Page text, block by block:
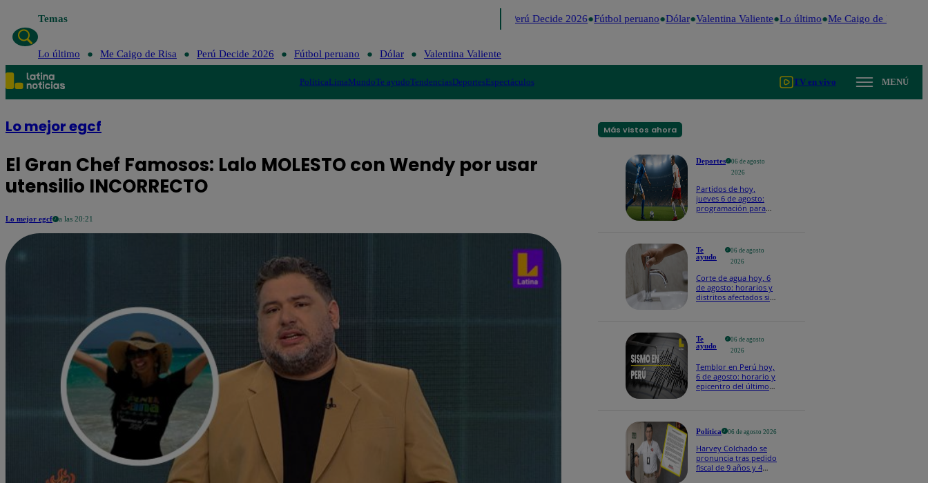
Temas Perú Decide 2026 Fútbol peruano Dólar Valentina Valiente Lo último Me Caigo de Risa
Lo último Me Caigo de Risa Perú Decide 2026 Fútbol peruano Dólar Valentina Valiente
PolíticaLimaMundoTe ayudoTendenciasDeportesEspectáculos TV en vivo MENÚ
Lo mejor egcf
El Gran Chef Famosos: Lalo MOLESTO con Wendy por usar
utensilio INCORRECTO
Lo mejor egcf a las 20:21
Más vistos ahora
Deportes
06 de agosto
2026
Partidos de hoy,
jueves 6 de agosto:
programación para
Te
ayudo
06 de agosto
2026
Corte de agua hoy, 6
de agosto: horarios y
distritos afectados sin
Te
ayudo
06 de agosto
2026
Temblor en Perú hoy,
6 de agosto: horario y
epicentro del último
Política 06 de agosto 2026
Harvey Colchado se
pronuncia tras pedido
fiscal de 9 años y 4